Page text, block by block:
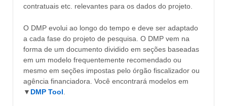
contratuais etc. relevantes para os dados do projeto.
O DMP evolui ao longo do tempo e deve ser adaptado
a cada fase do projeto de pesquisa. O DMP vem na
forma de um documento dividido em seções baseadas
em um modelo frequentemente recomendado ou
mesmo em seções impostas pelo órgão fiscalizador ou
agência financiadora. Você encontrará modelos em
▼ DMP Tool